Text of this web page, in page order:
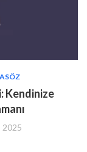
Kendinize
2025